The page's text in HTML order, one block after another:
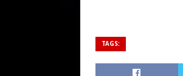
TAGS: